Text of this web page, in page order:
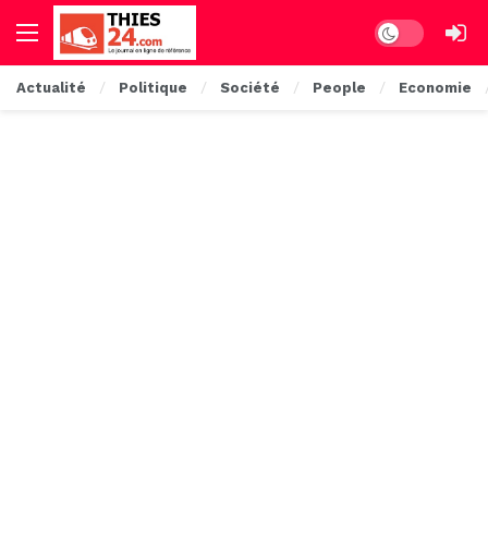
Dark mode
Actualité Politique Société People Economie